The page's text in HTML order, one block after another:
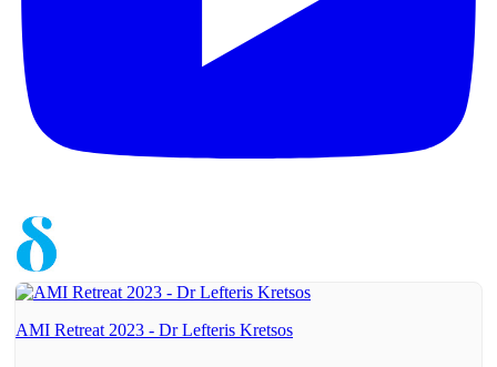
AMI Retreat 2023 - Dr Lefteris Kretsos